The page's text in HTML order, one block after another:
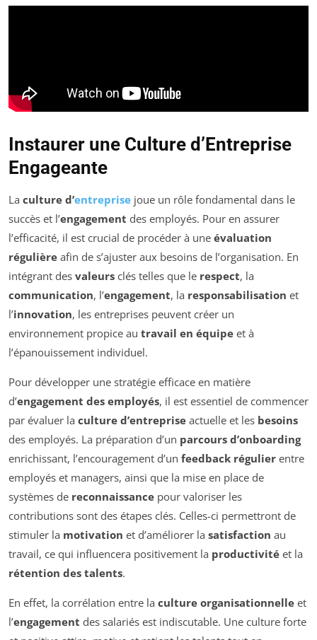
Instaurer une Culture d’Entreprise
Engageante
La culture d’entreprise joue un rôle fondamental dans le
succès et l’engagement des employés. Pour en assurer
l’efficacité, il est crucial de procéder à une évaluation
régulière afin de s’ajuster aux besoins de l’organisation. En
intégrant des valeurs clés telles que le respect, la
communication, l’engagement, la responsabilisation et
l’innovation, les entreprises peuvent créer un
environnement propice au travail en équipe et à
l’épanouissement individuel.
Pour développer une stratégie efficace en matière
d’engagement des employés, il est essentiel de commencer
par évaluer la culture d’entreprise actuelle et les besoins
des employés. La préparation d’un parcours d’onboarding
enrichissant, l’encouragement d’un feedback régulier entre
employés et managers, ainsi que la mise en place de
systèmes de reconnaissance pour valoriser les
contributions sont des étapes clés. Celles-ci permettront de
stimuler la motivation et d’améliorer la satisfaction au
travail, ce qui influencera positivement la productivité et la
rétention des talents.
En effet, la corrélation entre la culture organisationnelle et
l’engagement des salariés est indiscutable. Une culture forte